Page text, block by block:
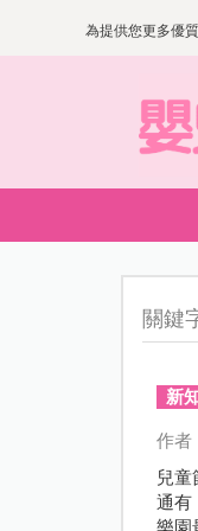
為提供您更多優
關鍵
新
作者
兒
通有